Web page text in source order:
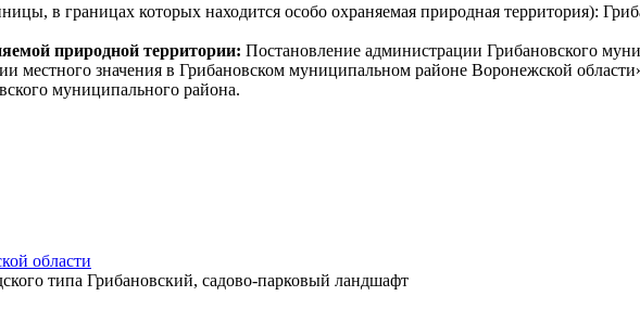
в границах которых находится особо охраняемая природная территория):
природной территории: Постановление администрации Грибановского
местного значения в Грибановском муниципальном районе Воронежской
муниципального района.
области
типа Грибановский, садово-парковый ландшафт